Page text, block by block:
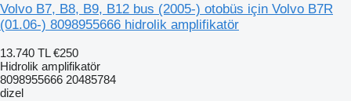
Volvo B7, B8, B9, B12 bus (2005-) otobüs için Volvo B7R
(01.06-) 8098955666 hidrolik amplifikatör
13.740 TL €250
Hidrolik amplifikatör
8098955666 20485784
dizel